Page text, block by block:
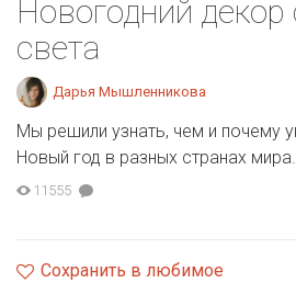
Новогодний декор
света
Дарья Мышленникова
Мы решили узнать, чем и почему
Новый год в разных странах мира.
11555
Сохранить в любимое